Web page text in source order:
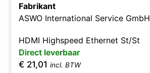
Fabrikant
ASWO International Service GmbH
HDMI Highspeed Ethernet St/St
Direct leverbaar
€ 21,01 incl. BTW